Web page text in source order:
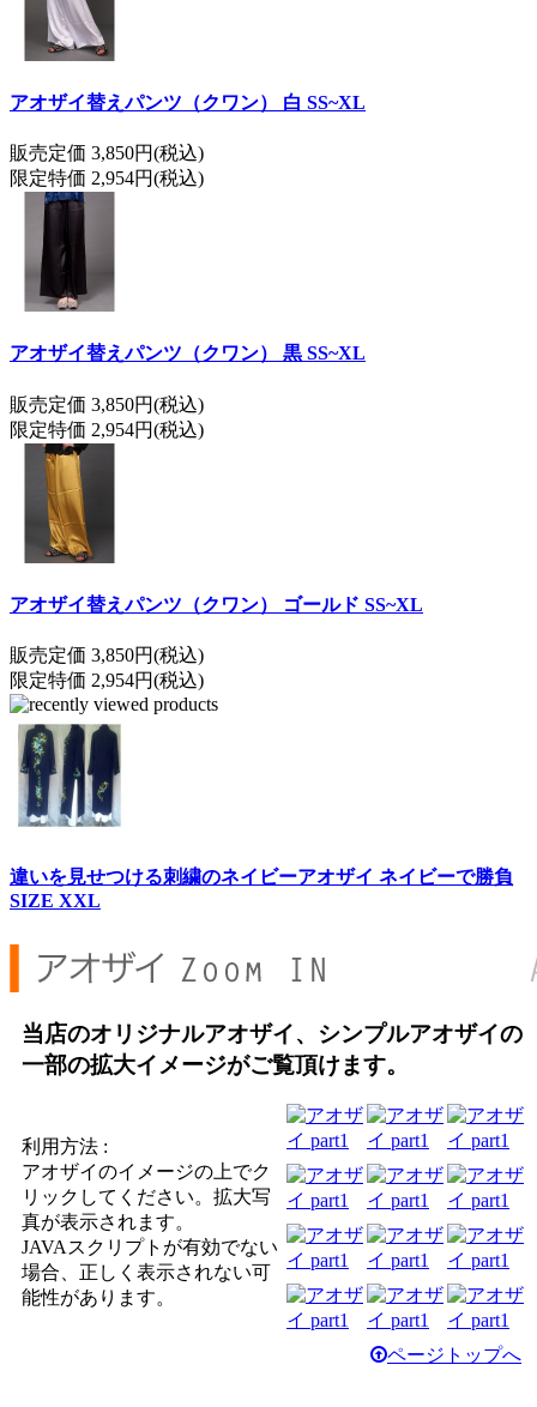
アオザイ替えパンツ（クワン） 白 SS~XL
販売定価 3,850円(税込)
限定特価 2,954円(税込)
アオザイ替えパンツ（クワン） 黒 SS~XL
販売定価 3,850円(税込)
限定特価 2,954円(税込)
アオザイ替えパンツ（クワン） ゴールド SS~XL
販売定価 3,850円(税込)
限定特価 2,954円(税込)
違いを見せつける刺繍のネイビーアオザイ ネイビーで勝負
SIZE XXL
当店のオリジナルアオザイ、シンプルアオザイの
一部の拡大イメージがご覧頂けます。
利用方法 :
アオザイのイメージの上でク
リックしてください。拡大写
真が表示されます。
JAVAスクリプトが有効でない
場合、正しく表示されない可
能性があります。
ページトップへ